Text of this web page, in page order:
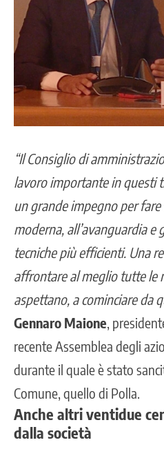
“Il Consiglio di
lavoro importante in questi
un grande impegno per fare
moderna, all’avanguardia e
tecniche più efficienti. Una
affrontare al meglio tutte le
aspettano, a cominciare da
Gennaro Maione,
recente Assemblea degli
durante il quale è stato
Comune, quello di Polla.
Anche altri ventidue
dalla società